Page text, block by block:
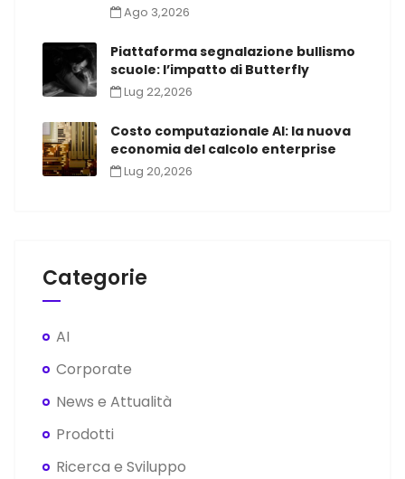
Ago 3,2026
Piattaforma segnalazione bullismo
scuole: l’impatto di Butterfly
Lug 22,2026
Costo computazionale AI: la nuova
economia del calcolo enterprise
Lug 20,2026
Categorie
AI
Corporate
News e Attualità
Prodotti
Ricerca e Sviluppo